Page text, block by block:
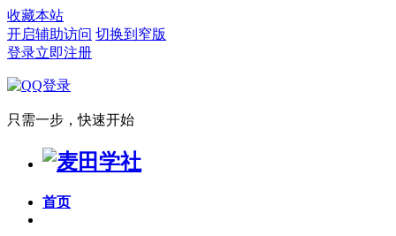
收藏本站
开启辅助访问 切换到窄版
登录立即注册
只需一步，快速开始
首页